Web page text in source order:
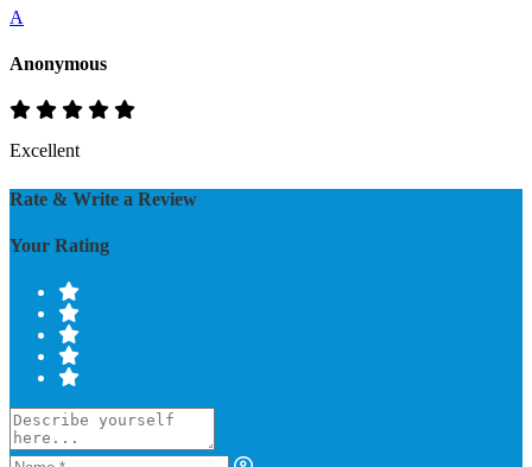
A
Anonymous
Excellent
Rate & Write a Review
Your Rating